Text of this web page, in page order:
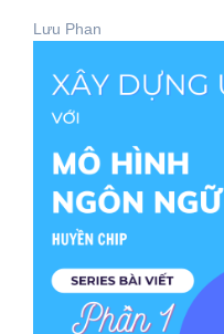
Lưu Phan